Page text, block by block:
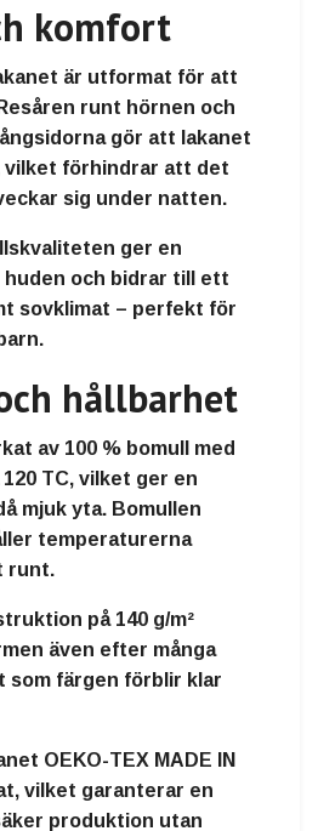
komfort
är utformat för att
runt hörnen och
gör att lakanet
vilket förhindrar att det
sig under natten.
ger en
huden och bidrar till ett
sovklimat – perfekt för
hållbarhet
av 100 % bomull
med
120 TC, vilket ger en
mjuk yta. Bomullen
temperaturerna
runt.
på 140 g/m²
även efter många
som färgen förblir klar
OEKO-TEX MADE IN
, vilket garanterar en
produktion utan